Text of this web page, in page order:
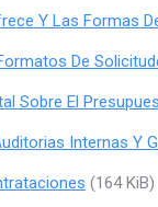
Y Las Formas
De
Sobre El
Internas Y
(164 KiB)